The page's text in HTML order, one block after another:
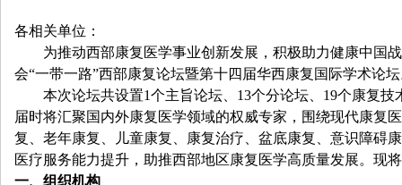
各相关单位：
为推动西部康复医学事业创新发展，积极助力健康中国
会“一带一路”西部康复论坛暨第十四届华西康复国际学术论
本次论坛共设置1个主旨论坛、 13个分论坛、 19个康复技
届时将汇聚国内外康复医学领域的权威专家，围绕现代康复
复、老年康复、儿童康复、康复治疗、盆底康复、意识障碍
医疗服务能力提升，助推西部地区康复医学高质量发展。现
一、组织机构